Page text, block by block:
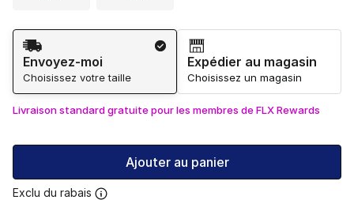
Méthode d’expédition
Envoyez-moi
Choisissez votre taille
Expédier au magasin
Choisissez un magasin
Livraison standard gratuite pour les membres de FLX Rewards
Ajouter au panier
Exclu du rabais